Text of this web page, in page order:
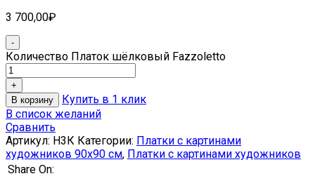
3 700,00₽
Количество Платок шёлковый Fazzoletto
В корзину
Купить в 1 клик
В список желаний
Сравнить
Артикул: H3К Категории: Платки с картинами
художников 90х90 см, Платки с картинами художников
Share On: